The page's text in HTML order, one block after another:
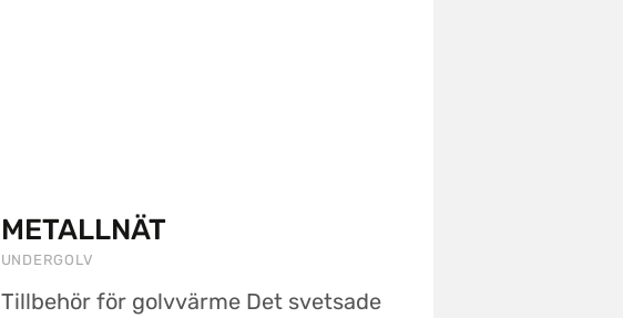
METALLNÄT
UNDERGOLV
Tillbehör för golvvärme Det svetsade